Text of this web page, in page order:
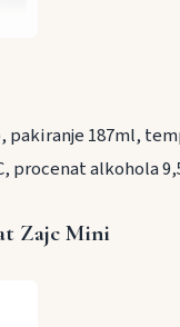
pakiranje 187ml,
procenat alkohola
Zajc Mini